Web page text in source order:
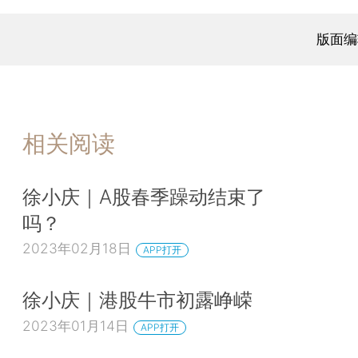
版面
相关阅读
徐小庆｜A股春季躁动结束了
吗？
2023年02月18日 APP打开
徐小庆｜港股牛市初露峥嵘
2023年01月14日 APP打开